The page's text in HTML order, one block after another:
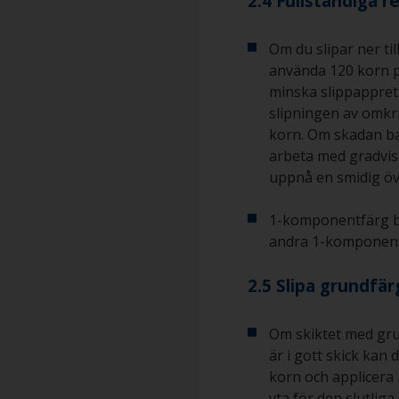
Om du slipar ner
använda 120 korn
minska
slipningen av
korn. Om skadan
arbeta med
uppnå en smidig
1-komponentfärg
andra 1-
2.5 Slipa
Om skiktet med
är i gott skick kan
korn och